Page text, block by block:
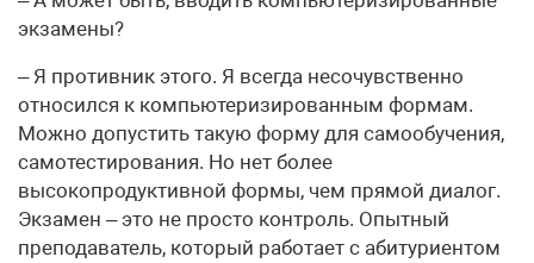
экзамены?
– Я противник этого. Я всегда несочувственно
относился к компьютеризированным формам.
Можно допустить такую форму для самообучения,
самотестирования. Но нет более
высокопродуктивной формы, чем прямой диалог.
Экзамен – это не просто контроль. Опытный
преподаватель, который работает с абитуриентом